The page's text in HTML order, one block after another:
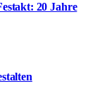
20 Jahre